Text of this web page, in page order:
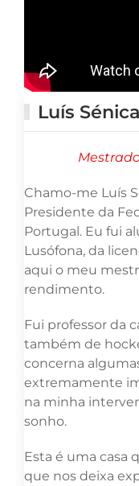
Luís Sénica
Chamo-me Luís
Presidente da
Portugal. Eu fui
Lusófona, da
aqui o meu
rendimento.
Fui professor da
também de
concerna
extremamente
na minha
sonho.
Esta é uma casa
que nos deixa